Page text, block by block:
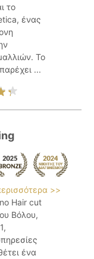
το
ένας
Το
...
>>
Hair cut
Βόλου,
ένα